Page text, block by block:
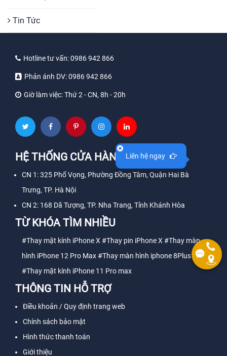
Tin Tức
Hotline tư vấn:0986 942 866
Phản ánh DV:0986 942 866
Giờ làm việc:Thứ 2 - CN, 8h - 20h
HỆ THỐNG CỬA HÀNG
CN 1: 325 Phố Vọng, Phường Đồng Tâm, Quận Hai Bà
Trưng, TP. Hà Nội
CN 2: 168 Dã Tượng, TP. Nha Trang, Tỉnh Khánh Hòa
TỪ KHÓA TÌM NHIỀU
#Thay mặt kính iPhone X #Thay pin iPhone X #Thay màn
hình iPhone 12 Pro Max#Thay màn hình iphone 8Plus
#Thay mặt kính iPhone 11 Pro max
THÔNG TIN HỖ TRỢ
Điều khoản / Quy định trang web
Chính sách bảo mật
Hình thức thanh toán
Giới thiệu
Liên hệ ngay